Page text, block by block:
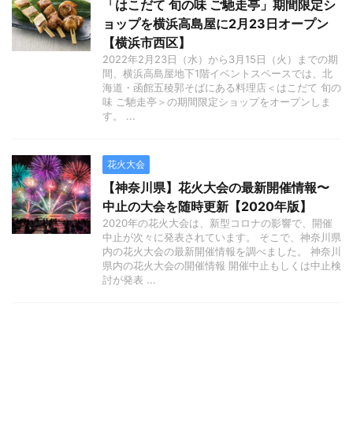
「はこだて 旬の味 ご馳走亭」期間限定シ
ョップを横浜高島屋に2月23日オープン
【横浜市西区】
2022年2月23日（水）から3月15日（火）までの期
間、横浜高島屋地下1階イベントスペースでは、北
海道・函館五稜郭そばにある料理店＜はこだて 旬の
味 ご馳走亭＞の期間限定ショップをオープンしま
す。 ...
花火大会
【神奈川県】花火大会の最新開催情報〜
中止の大会を随時更新【2020年版】
2020年の花火大会は、新型コロナの影響で、開催
中止が次々に発表されています。 そこで、神奈川県
内の花火大会の最新開催情報を調べました。 神奈川
県内の花火大会の開催情報 開催中止もしくは中止検
討が発表 ...